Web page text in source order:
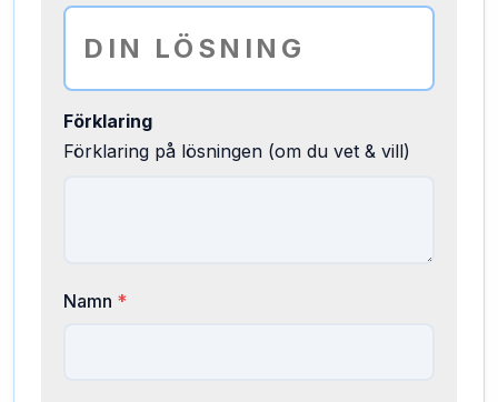
Förklaring
Förklaring på lösningen (om du vet & vill)
Namn *